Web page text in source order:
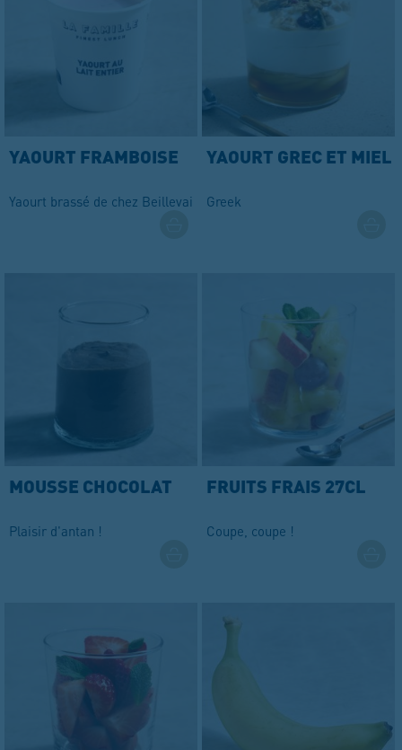
YAOURT FRAMBOISE
Yaourt brassé de chez Beillevaire
YAOURT GREC ET MIEL
Greek
MOUSSE CHOCOLAT
Plaisir d'antan !
FRUITS FRAIS 27CL
Coupe, coupe !